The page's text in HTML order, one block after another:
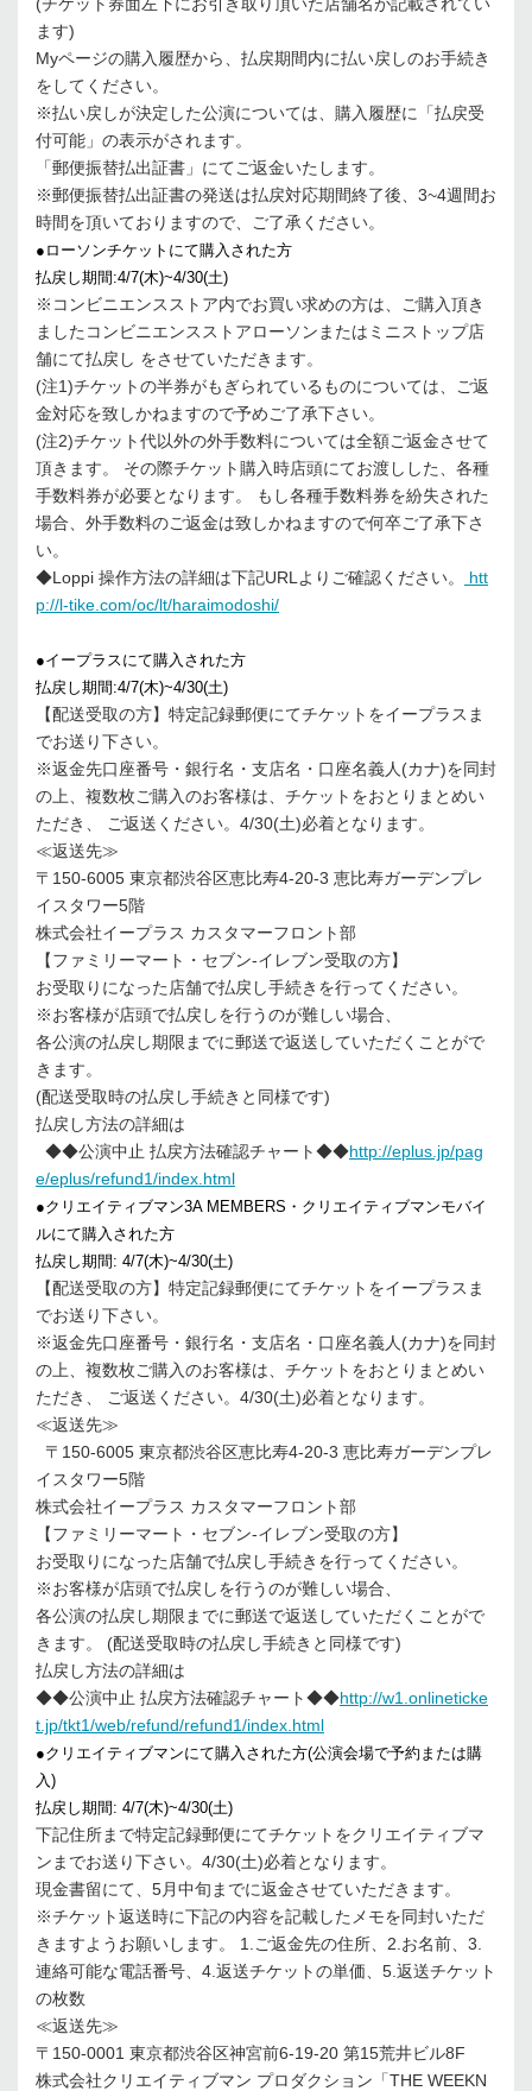
ます)
Myページの購入履歴から、払戻期間内に払い戻しのお手続き
をしてください。
※払い戻しが決定した公演については、購入履歴に「払戻受
付可能」の表示がされます。
「郵便振替払出証書」にてご返金いたします。
※郵便振替払出証書の発送は払戻対応期間終了後、3~4週間お
時間を頂いておりますので、ご了承ください。
●ローソンチケットにて購入された方
払戻し期間:4/7(木)~4/30(土)
※コンビニエンスストア内でお買い求めの方は、ご購入頂き
ましたコンビニエンスストアローソンまたはミニストップ店
舗にて払戻し をさせていただきます。
(注1)チケットの半券がもぎられているものについては、ご返
金対応を致しかねますので予めご了承下さい。
(注2)チケット代以外の外手数料については全額ご返金させて
頂きます。 その際チケット購入時店頭にてお渡しした、各種
手数料券が必要となります。 もし各種手数料券を紛失された
場合、外手数料のご返金は致しかねますので何卒ご了承下さ
い。
◆Loppi 操作方法の詳細は下記URLよりご確認ください。
htt
p://l-tike.com/oc/lt/haraimodoshi/
●イープラスにて購入された方
払戻し期間:4/7(木)~4/30(土)
【配送受取の方】特定記録郵便にてチケットをイープラスま
でお送り下さい。
※返金先口座番号・銀行名・支店名・口座名義人(カナ)を同封
の上、複数枚ご購入のお客様は、チケットをおとりまとめい
ただき、 ご返送ください。4/30(土)必着となります。
≪返送先≫
〒150-6005 東京都渋谷区恵比寿4-20-3 恵比寿ガーデンプレ
イスタワー5階
株式会社イープラス カスタマーフロント部
【ファミリーマート・セブン-イレブン受取の方】
お受取りになった店舗で払戻し手続きを行ってください。
※お客様が店頭で払戻しを行うのが難しい場合、
各公演の払戻し期限までに郵送で返送していただくことがで
きます。
(配送受取時の払戻し手続きと同様です)
払戻し方法の詳細は
◆◆公演中止 払戻方法確認チャート◆◆http://eplus.jp/pag
e/eplus/refund1/index.html
●クリエイティブマン3A MEMBERS・クリエイティブマンモバイ
ルにて購入された方
払戻し期間: 4/7(木)~4/30(土)
【配送受取の方】特定記録郵便にてチケットをイープラスま
でお送り下さい。
※返金先口座番号・銀行名・支店名・口座名義人(カナ)を同封
の上、複数枚ご購入のお客様は、チケットをおとりまとめい
ただき、 ご返送ください。4/30(土)必着となります。
≪返送先≫
〒150-6005 東京都渋谷区恵比寿4-20-3 恵比寿ガーデンプレ
イスタワー5階
株式会社イープラス カスタマーフロント部
【ファミリーマート・セブン-イレブン受取の方】
お受取りになった店舗で払戻し手続きを行ってください。
※お客様が店頭で払戻しを行うのが難しい場合、
各公演の払戻し期限までに郵送で返送していただくことがで
きます。 (配送受取時の払戻し手続きと同様です)
払戻し方法の詳細は
◆◆公演中止 払戻方法確認チャート◆◆http://w1.onlineticke
t.jp/tkt1/web/refund/refund1/index.html
●クリエイティブマンにて購入された方(公演会場で予約または購
入)
払戻し期間: 4/7(木)~4/30(土)
下記住所まで特定記録郵便にてチケットをクリエイティブマ
ンまでお送り下さい。4/30(土)必着となります。
現金書留にて、5月中旬までに返金させていただきます。
※チケット返送時に下記の内容を記載したメモを同封いただ
きますようお願いします。 1.ご返金先の住所、2.お名前、3.
連絡可能な電話番号、4.返送チケットの単価、5.返送チケット
の枚数
≪返送先≫
〒150-0001 東京都渋谷区神宮前6-19-20 第15荒井ビル8F
株式会社クリエイティブマン プロダクション「THE WEEKN